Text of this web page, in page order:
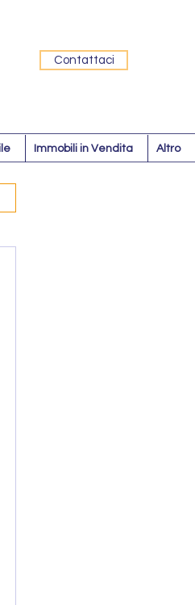
Contattaci
Immobili in Vendita Altro